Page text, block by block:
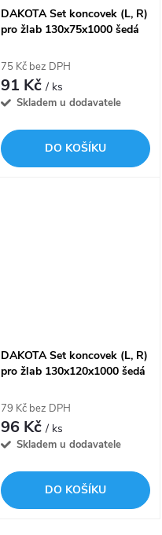
DAKOTA Set koncovek (L, R)
pro žlab 130x75x1000 šedá
75 Kč bez DPH
91 Kč/ ks
Skladem u dodavatele
DO KOŠÍKU
DAKOTA Set koncovek (L, R)
pro žlab 130x120x1000 šedá
79 Kč bez DPH
96 Kč/ ks
Skladem u dodavatele
DO KOŠÍKU